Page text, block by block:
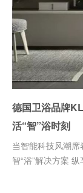
德国卫浴品牌
活“智”浴时刻
当智能科技风潮
智“浴”解决方案